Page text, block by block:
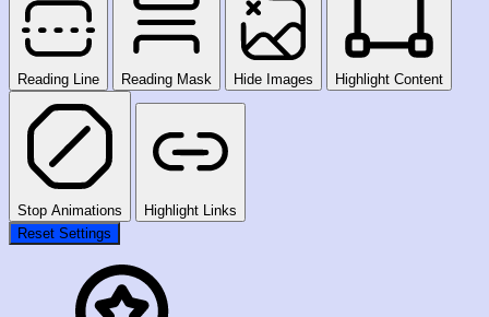
Reading Line Reading Mask Hide Images Highlight Content
Stop Animations
Highlight Links
Reset Settings